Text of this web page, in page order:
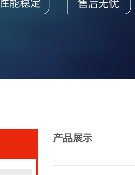
产品展示